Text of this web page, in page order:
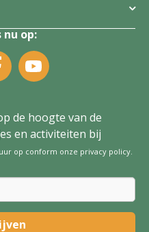
nu op:
de hoogte van de
en activiteiten bij
op conform onze privacy policy.